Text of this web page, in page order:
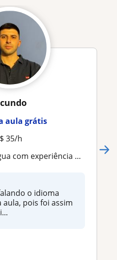
aula grátis
35/h
on-line e presencial
o idioma
pois foi assim